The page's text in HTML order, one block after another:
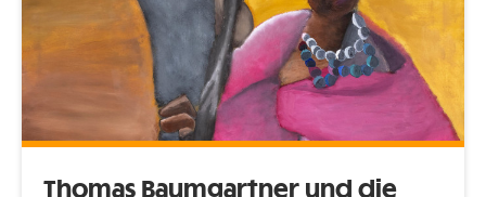
Thomas Baumgartner und die